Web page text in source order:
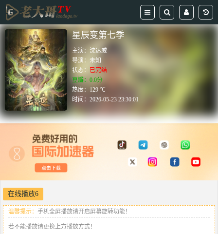
星辰变第七季
主演： 沈达威
导演：未知
状态： 已完结
豆瓣：0.0分
热度：129 ℃
时间：2026-05-23 23:30:01
在线播放6
温馨提示： 手机全屏播放请开启屏幕旋转功能！
若不能播放请更换上方播放方式！